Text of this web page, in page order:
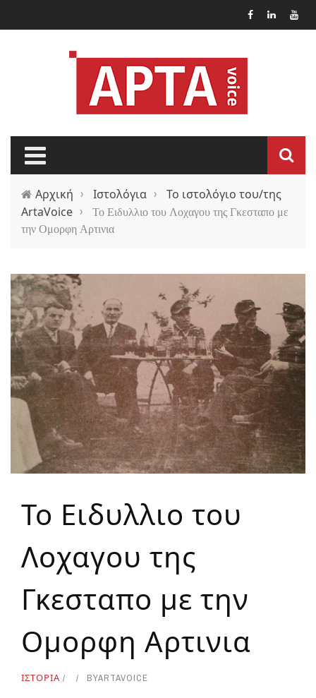
Αρχική › Ιστολόγια ›
Το ιστολόγιο του/της
ArtaVoice ›
Το Ειδυλλιο του Λοχαγου της Γκεσταπο με
την Ομορφη Αρτινια
Το Ειδυλλιο του
Λοχαγου της
Γκεσταπο με την
Ομορφη Αρτινια
ΙΣΤΟΡΙΑ BYARTAVOICE